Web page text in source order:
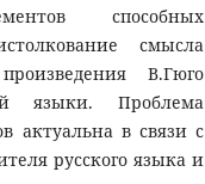
способных
смысла
В.Гюго
языки. Проблема
актуальна в связи с
русского языка и